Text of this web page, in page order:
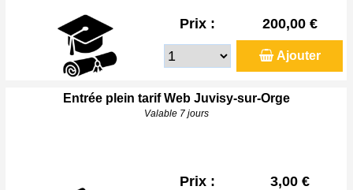
Prix : 200,00 €
Ajouter
Entrée plein tarif Web Juvisy-sur-Orge
Valable 7 jours
Prix : 3,00 €